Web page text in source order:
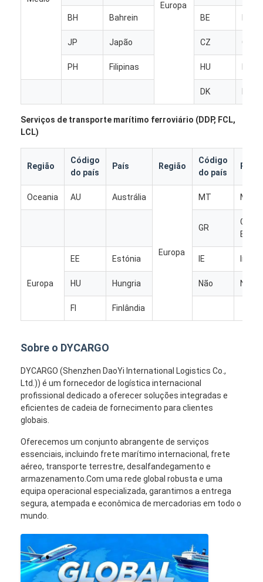
FRETE DE TRILHO
Navio para a Amazônia
Europa
BH
Bahrein BE
JP Japão CZ
PH Filipinas HU
DK
Serviços de transporte marítimo ferroviário (DDP, FCL,
LCL)
Região
Código
do país
País Região
Código
do país
País
Oceania AU Austrália
Europa
MT Malta
GR
Grã-
Europa
EE Estónia IE
HU Hungria Não
FI Finlândia
Sobre o DYCARGO
DYCARGO (Shenzhen DaoYi International Logistics Co.,
Ltd.)) é um fornecedor de logística internacional
profissional dedicado a oferecer soluções integradas e
eficientes de cadeia de fornecimento para clientes
globais.
Oferecemos um conjunto abrangente de serviços
essenciais, incluindo frete marítimo internacional, frete
aéreo, transporte terrestre, desalfandegamento e
armazenamento.Com uma rede global robusta e uma
equipa operacional especializada, garantimos a entrega
segura, atempada e econômica de mercadorias em todo o
mundo.